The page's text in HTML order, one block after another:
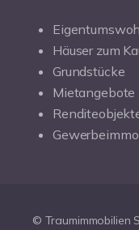
Häuser zum
Grundstücke
Mietangebote
© Traumimmobilien